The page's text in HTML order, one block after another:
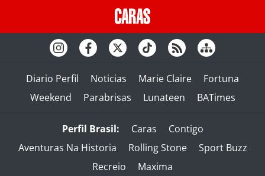
Diario Perfil Noticias Marie Claire
Fortuna
Weekend
Parabrisas Lunateen BATimes
Perfil Brasil: Caras
Contigo
Aventuras Na Historia
Rolling Stone
Sport Buzz
Recreio
Maxima